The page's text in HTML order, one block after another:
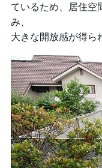
ているため、居住空
み、
大きな開放感が得ら